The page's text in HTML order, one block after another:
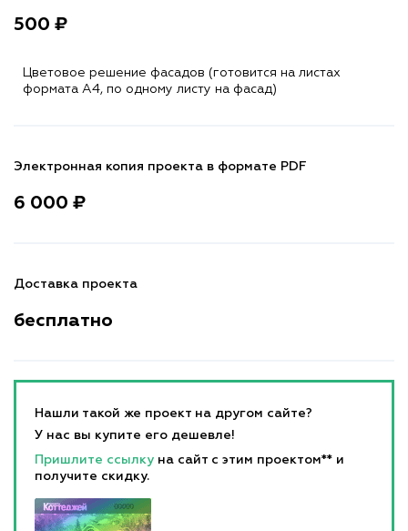
500 ₽
Цветовое решение фасадов (готовится на листах
формата A4, по одному листу на фасад)
Электронная копия проекта в формате PDF
6 000 ₽
Доставка проекта
бесплатно
Нашли такой же проект на другом сайте?
У нас вы купите его дешевле!
Пришлите ссылку на сайт с этим проектом** и
получите скидку.